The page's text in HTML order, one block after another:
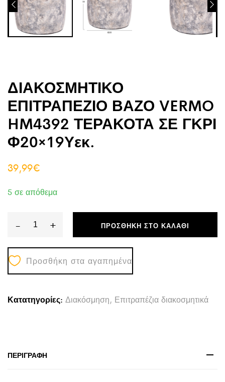
ΔΙΑΚΟΣΜΗΤΙΚΟ
ΕΠΙΤΡΑΠΕΖΙΟ ΒΑΖΟ VERMO
HM4392 ΤΕΡΑΚΟΤΑ ΣΕ ΓΚΡΙ
Φ20×19Υεκ.
39,99€
5 σε απόθεμα
-
ΔΙΑΚΟΣΜΗΤΙΚΟ
ΕΠΙΤΡΑΠΕΖΙΟ
ΒΑΖΟ
VERMO
ΤΕΡΑΚΟΤΑ
Φ20x19Υεκ.
+ ΠΡΟΣΘΉΚΗ ΣΤΟ ΚΑΛΆΘΙ
Προσθήκη στα αγαπημένα
Κατατηγορίες: Διακόσμηση, Επιτραπέζια διακοσμητικά
ΠΕΡΙΓΡΑΦΉ